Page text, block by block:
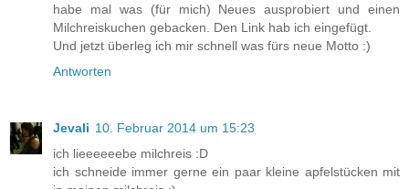
habe mal was (für mich) Neues ausprobiert und einen
Milchreiskuchen gebacken. Den Link hab ich eingefügt.
Und jetzt überleg ich mir schnell was fürs neue Motto :)
Antworten
Jevali 10. Februar 2014 um 15:23
ich lieeeeeebe milchreis :D
ich schneide immer gerne ein paar kleine apfelstücken mit